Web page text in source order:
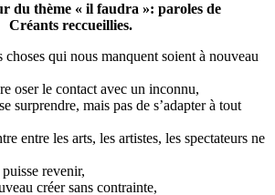
du thème « il faudra »: paroles de
Créants reccueillies.
qui nous manquent soient à nouveau
oser le contact avec un inconnu,
surprendre, mais pas de s’adapter à tout
entre les arts, les artistes, les spectateurs ne
revenir,
créer sans contrainte,